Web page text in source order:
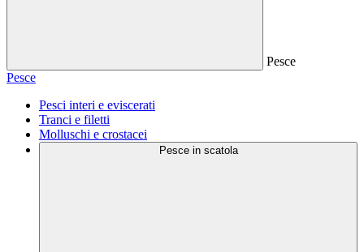
Pesce
Pesce
Pesci interi e eviscerati
Tranci e filetti
Molluschi e crostacei
Pesce in scatola